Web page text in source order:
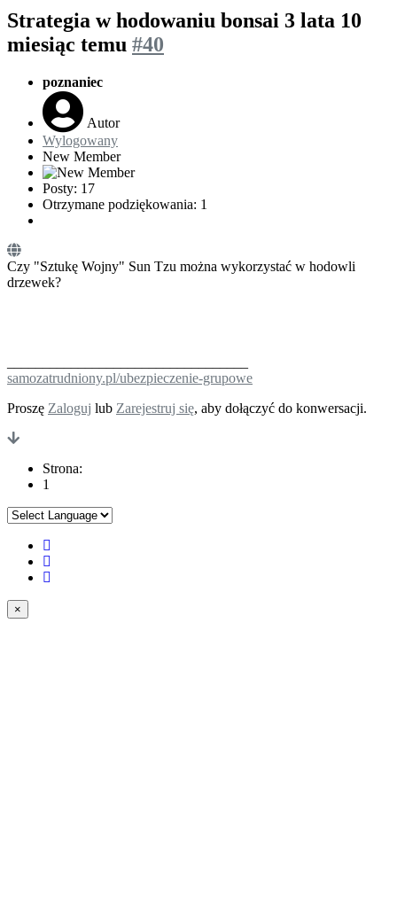
Strategia w hodowaniu bonsai 3 lata 10
miesiąc temu #40
poznaniec
Autor
Wylogowany
New Member
Posty: 17
Otrzymane podziękowania: 1
Czy "Sztukę Wojny" Sun Tzu można wykorzystać w hodowli
drzewek?
samozatrudniony.pl/ubezpieczenie-grupowe
Proszę Zaloguj lub Zarejestruj się, aby dołączyć do konwersacji.
Strona:
1
×